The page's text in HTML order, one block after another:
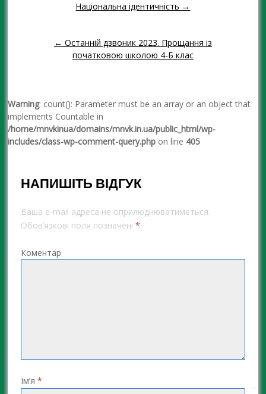
Навігація повідомленням
Національна ідентичність →
← Останній дзвоник 2023. Прощання із
початковою школою 4-Б клас
Warning: count(): Parameter must be an array or an object that
implements Countable in
/home/mnvkinua/domains/mnvk.in.ua/public_html/wp-
includes/class-wp-comment-query.php on line 405
НАПИШІТЬ ВІДГУК
Ваша e-mail адреса не оприлюднюватиметься.
Обов’язкові поля позначені *
Коментар
Ім’я *